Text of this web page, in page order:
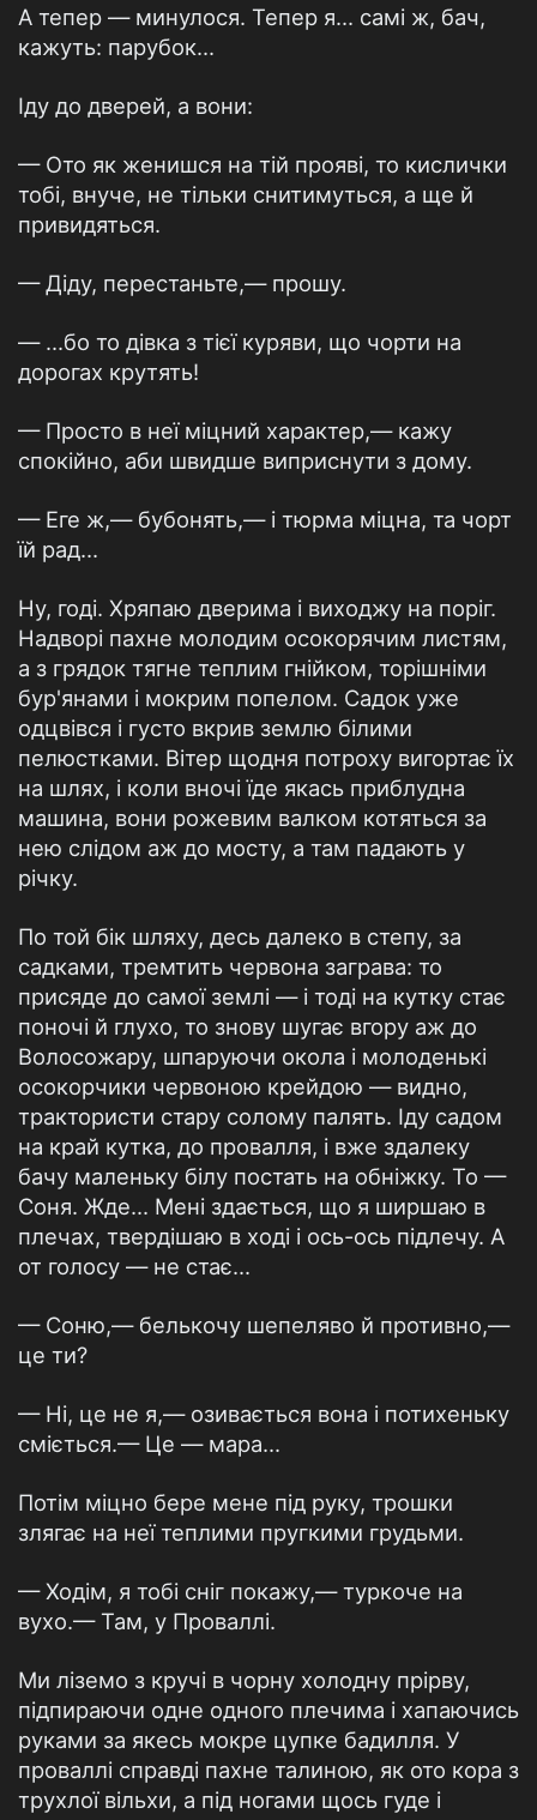
А тепер — минулося. Тепер я... самі ж, бач,
кажуть: парубок...
Іду до дверей, а вони:
— Ото як женишся на тій прояві, то кислички
тобі, внуче, не тільки снитимуться, а ще й
привидяться.
— Діду, перестаньте,— прошу.
— ...бо то дівка з тієї куряви, що чорти на
дорогах крутять!
— Просто в неї міцний характер,— кажу
спокійно, аби швидше виприснути з дому.
— Еге ж,— бубонять,— і тюрма міцна, та чорт
їй рад...
Ну, годі. Хряпаю дверима і виходжу на поріг.
Надворі пахне молодим осокорячим листям,
а з грядок тягне теплим гнійком, торішніми
бур'янами і мокрим попелом. Садок уже
одцвівся і густо вкрив землю білими
пелюстками. Вітер щодня потроху вигортає їх
на шлях, і коли вночі їде якась приблудна
машина, вони рожевим валком котяться за
нею слідом аж до мосту, а там падають у
річку.
По той бік шляху, десь далеко в степу, за
садками, тремтить червона заграва: то
присяде до самої землі — і тоді на кутку стає
поночі й глухо, то знову шугає вгору аж до
Волосожару, шпаруючи окола і молоденькі
осокорчики червоною крейдою — видно,
трактористи стару солому палять. Іду садом
на край кутка, до провалля, і вже здалеку
бачу маленьку білу постать на обніжку. То —
Соня. Жде... Мені здається, що я ширшаю в
плечах, твердішаю в ході і ось-ось підлечу. А
от голосу — не стає...
— Соню,— белькочу шепеляво й противно,—
це ти?
— Ні, це не я,— озивається вона і потихеньку
сміється.— Це — мара...
Потім міцно бере мене під руку, трошки
злягає на неї теплими пругкими грудьми.
— Ходім, я тобі сніг покажу,— туркоче на
вухо.— Там, у Проваллі.
Ми ліземо з кручі в чорну холодну прірву,
підпираючи одне одного плечима і хапаючись
руками за якесь мокре цупке бадилля. У
проваллі справді пахне талиною, як ото кора з
трухлої вільхи, а під ногами щось гуде і